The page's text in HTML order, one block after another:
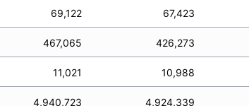
69,122 67,423
467,065 426,273
11,021 10,988
4,940,723 4,924,339